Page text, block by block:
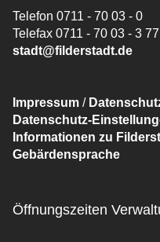
Telefon 0711 - 70 03 - 0
Telefax 0711 - 70 03 - 3 77
stadt@filderstadt.de
Impressum /
Datenschutz-
Informationen zu
Gebärdensprache
Öffnungszeiten